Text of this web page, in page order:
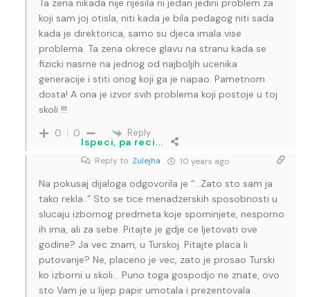
Ta zena nikada nije rijesila ni jedan jedini problem za
koji sam joj otisla, niti kada je bila pedagog niti sada
kada je direktorica, samo su djeca imala vise
problema. Ta zena okrece glavu na stranu kada se
fizicki nasrne na jednog od najboljih ucenika
generacije i stiti onog koji ga je napao. Pametnom
dosta! A ona je izvor svih problema koji postoje u toj
skoli !!!
0 0 Reply
Ispeci, pa reci...
Reply to Zulejha 10 years ago
Na pokusaj dijaloga odgovorila je “…Zato sto sam ja
tako rekla..” Sto se tice menadzerskih sposobnosti u
slucaju izbornog predmeta koje spominjete, nesporno
ih ima, ali za sebe. Pitajte je gdje ce ljetovati ove
godine? Ja vec znam, u Turskoj. Pitajte placa li
putovanje? Ne, placeno je vec, zato je prosao Turski
ko izborni u skoli… Puno toga gospodjo ne znate, ovo
sto Vam je u lijep papir umotala i prezentovala